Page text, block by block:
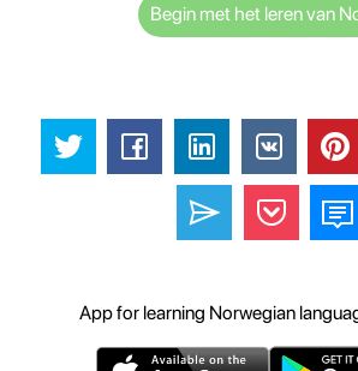
Begin met het leren van
App for learning Norwegian